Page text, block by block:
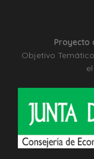
Proyecto
Objetivo